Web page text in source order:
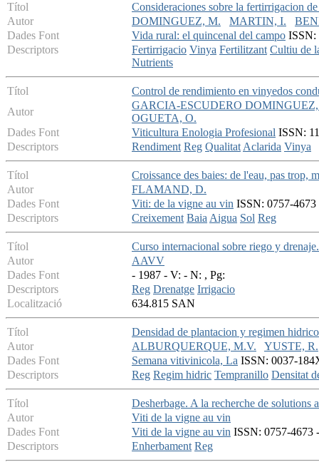
Títol
Consideraciones sobre la fertirrigacion
Autor
DOMINGUEZ, M. MARTIN, I.
Dades Font
Vida rural: el quincenal del campo ISSN:
Descriptors
Fertirrigacio Vinya Fertilitzant Cultiu de
Nutrients
Títol
Control de rendimiento en vinyedos
Autor
GARCIA-ESCUDERO
OGUETA, O.
Dades Font
Viticultura Enologia Profesional ISSN:
Descriptors
Rendiment Reg QualitatAclarida Vinya
Títol
Croissance des baies: de l'eau, pas trop,
Autor
FLAMAND, D.
Dades Font
Viti: de la vigne au vin ISSN: 0757-
Descriptors
Creixement BaiaAigua Sol Reg
Títol
Curso internacional sobre riego y
Autor
AAVV
Dades Font
- 1987 - V: - N: , Pg:
Descriptors
Reg Drenatge Irrigacio
Localització
634.815 SAN
Títol
Densidad de plantacion y regimen
Autor
ALBURQUERQUE, M.V.
YUSTE, R.
Dades Font
Semana vitivinicola, La ISSN: 0037-
Descriptors
Reg Regim hidric Tempranillo Densitat
Títol
Desherbage. A la recherche de solutions
Autor
Viti de la vigne au vin
Dades Font
Viti de la vigne au vin ISSN: 0757-4673
Descriptors
Enherbament Reg